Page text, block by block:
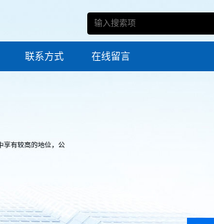
联系方式 在线留言